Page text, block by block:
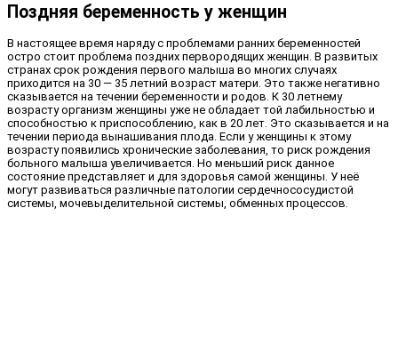
Поздняя беременность у женщин
В настоящее время наряду с проблемами ранних беременностей
остро стоит проблема поздних первородящих женщин. В развитых
странах срок рождения первого малыша во многих случаях
приходится на 30 — 35 летний возраст матери. Это также негативно
сказывается на течении беременности и родов. К 30 летнему
возрасту организм женщины уже не обладает той лабильностью и
способностью к приспособлению, как в 20 лет. Это сказывается и на
течении периода вынашивания плода. Если у женщины к этому
возрасту появились хронические заболевания, то риск рождения
больного малыша увеличивается. Но меньший риск данное
состояние представляет и для здоровья самой женщины. У неё
могут развиваться различные патологии сердечнососудистой
системы, мочевыделительной системы, обменных процессов.